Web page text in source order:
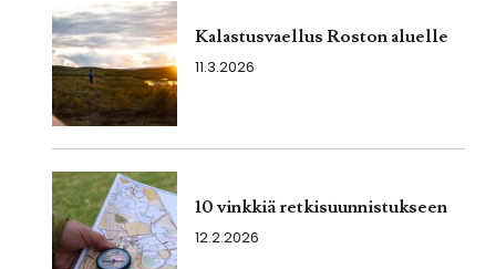
Kalastusvaellus Roston aluelle
11.3.2026
10 vinkkiä retkisuunnistukseen
12.2.2026